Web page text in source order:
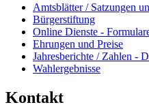
Amtsblätter / Satzungen
Bürgerstiftung
Online Dienste -
Ehrungen und Preise
Jahresberichte / Zahlen -
Wahlergebnisse
Kontakt